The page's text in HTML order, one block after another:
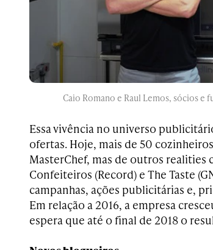
Caio Romano e Raul Lemos, sócios e
Essa vivência no universo
ofertas. Hoje, mais de 50
MasterChef, mas de outros realities
Confeiteiros (Record) e The Taste
campanhas, ações publicitárias e,
Em relação a 2016, a empresa
espera que até o final de 2018 o